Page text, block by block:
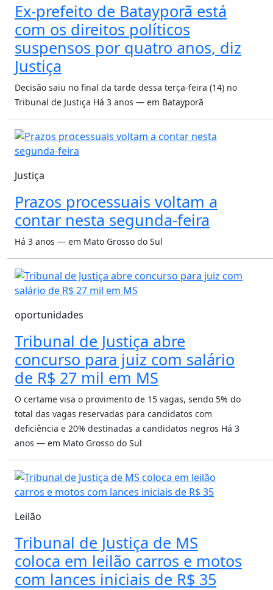
Ex-prefeito de Batayporã está
com os direitos políticos
suspensos por quatro anos, diz
Justiça
Decisão saiu no final da tarde dessa terça-feira (14) no
Tribunal de Justiça Há 3 anos — em Batayporã
Justiça
Prazos processuais voltam a
contar nesta segunda-feira
Há 3 anos — em Mato Grosso do Sul
oportunidades
Tribunal de Justiça abre
concurso para juiz com salário
de R$ 27 mil em MS
O certame visa o provimento de 15 vagas, sendo 5% do
total das vagas reservadas para candidatos com
deficiência e 20% destinadas a candidatos negros Há 3
anos — em Mato Grosso do Sul
Leilão
Tribunal de Justiça de MS
coloca em leilão carros e motos
com lances iniciais de R$ 35